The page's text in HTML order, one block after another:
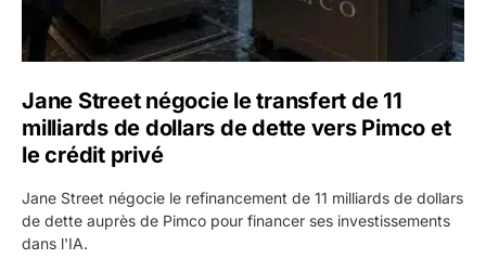
Jane Street négocie le transfert de 11
milliards de dollars de dette vers Pimco et
le crédit privé
Jane Street négocie le refinancement de 11 milliards de dollars
de dette auprès de Pimco pour financer ses investissements
dans l'IA.